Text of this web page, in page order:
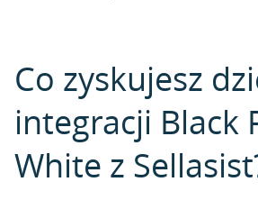
Co zyskujesz
integracji Black
White z